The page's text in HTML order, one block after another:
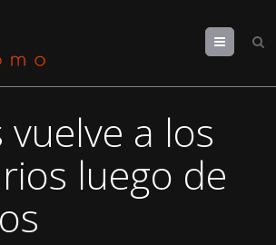
Menu
a los
luego de